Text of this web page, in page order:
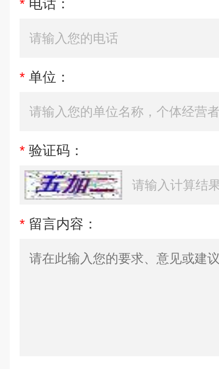
* 电话：
* 单位：
* 验证码：
* 留言内容：